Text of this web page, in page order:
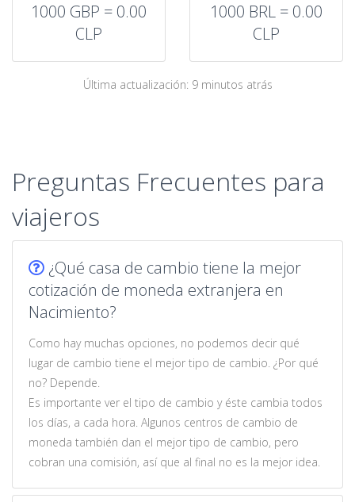
1000 GBP = 0.00
CLP
1000 BRL = 0.00
CLP
Última actualización: 9 minutos atrás
Preguntas Frecuentes para
viajeros
¿Qué casa de cambio tiene la mejor
cotización de moneda extranjera en
Nacimiento?
Como hay muchas opciones, no podemos decir qué
lugar de cambio tiene el mejor tipo de cambio. ¿Por qué
no? Depende.
Es importante ver el tipo de cambio y éste cambia todos
los días, a cada hora. Algunos centros de cambio de
moneda también dan el mejor tipo de cambio, pero
cobran una comisión, así que al final no es la mejor idea.